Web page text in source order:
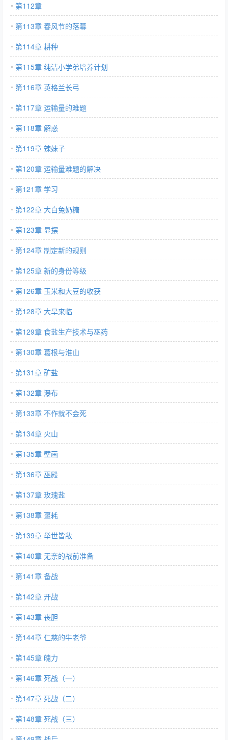
第112章
第113章 春风节的落幕
第114章 耕种
第115章 纯洁小学弟培养计划
第116章 英格兰长弓
第117章 运输量的难题
第118章 解惑
第119章 辣妹子
第120章 运输量难题的解决
第121章 学习
第122章 大白兔奶糖
第123章 显摆
第124章 制定新的规则
第125章 新的身份等级
第126章 玉米和大豆的收获
第128章 大旱来临
第129章 食盐生产技术与巫药
第130章 葛根与淮山
第131章 矿盐
第132章 瀑布
第133章 不作就不会死
第134章 火山
第135章 壁画
第136章 巫殿
第137章 玫瑰盐
第138章 噩耗
第139章 举世皆敌
第140章 无奈的战前准备
第141章 备战
第142章 开战
第143章 丧胆
第144章 仁慈的牛老爷
第145章 魄力
第146章 死战（一）
第147章 死战（二）
第148章 死战（三）